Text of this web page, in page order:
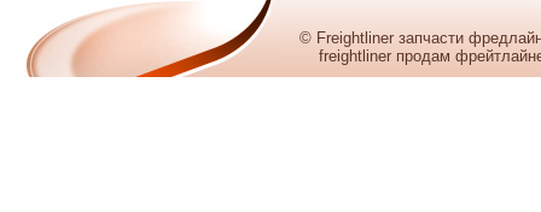
© Freightliner запчасти
freightliner продам